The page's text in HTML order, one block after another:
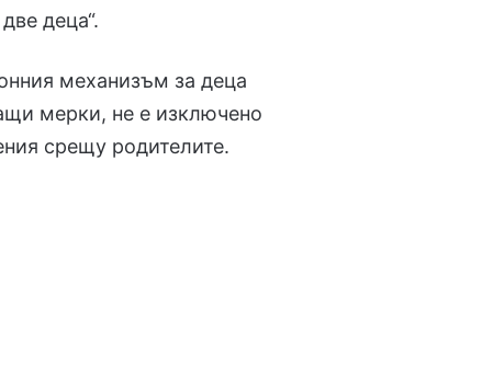
деца“.
механизъм за деца
мерки, не е изключено
срещу родителите.